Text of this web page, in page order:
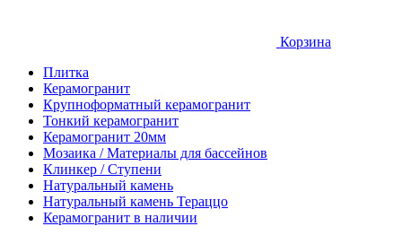
Корзина
Плитка
Керамогранит
Крупноформатный керамогранит
Тонкий керамогранит
Керамогранит 20мм
Мозаика / Материалы для бассейнов
Клинкер / Ступени
Натуральный камень
Натуральный камень Тераццо
Керамогранит в наличии